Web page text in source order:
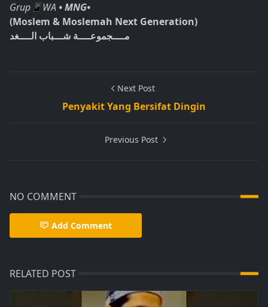
Grup📱WA • MNG•
(Moslem & Moslemah Next Generation)
مــــجموعــــة شـــباب الــــغد
Next Post
Penyakit Yang Bersifat Dingin
Previous Post
NO COMMENT
Add Comment
RELATED POST